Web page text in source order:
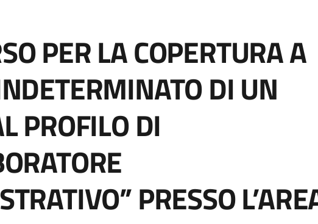
PER LA COPERTURA A
DI UN
PROFILO DI
PRESSO